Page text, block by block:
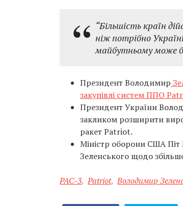
“Більшість країн
ніж потрібно
майбутньому може
Президент Володимир
закупівлі систем ППО
Президент України
закликом розширити
ракет Patriot.
Міністр оборони США Піт
Зеленського щодо
PAC-3, Patriot, Володимир